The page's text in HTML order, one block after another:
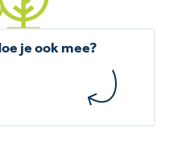
je ook mee?